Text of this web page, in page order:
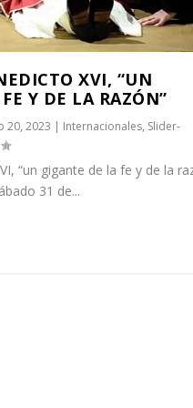
XVI, “UN
Y DE LA RAZÓN”
20, 2023 | Internacionales, Slider-
“un gigante de la fe y de la
31 de...